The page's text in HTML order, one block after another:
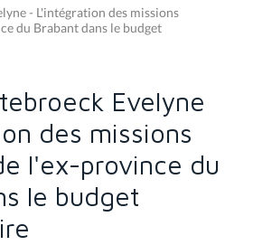
- L'intégration des missions
du Brabant dans le budget
Evelyne
des missions
l'ex-province du
le budget